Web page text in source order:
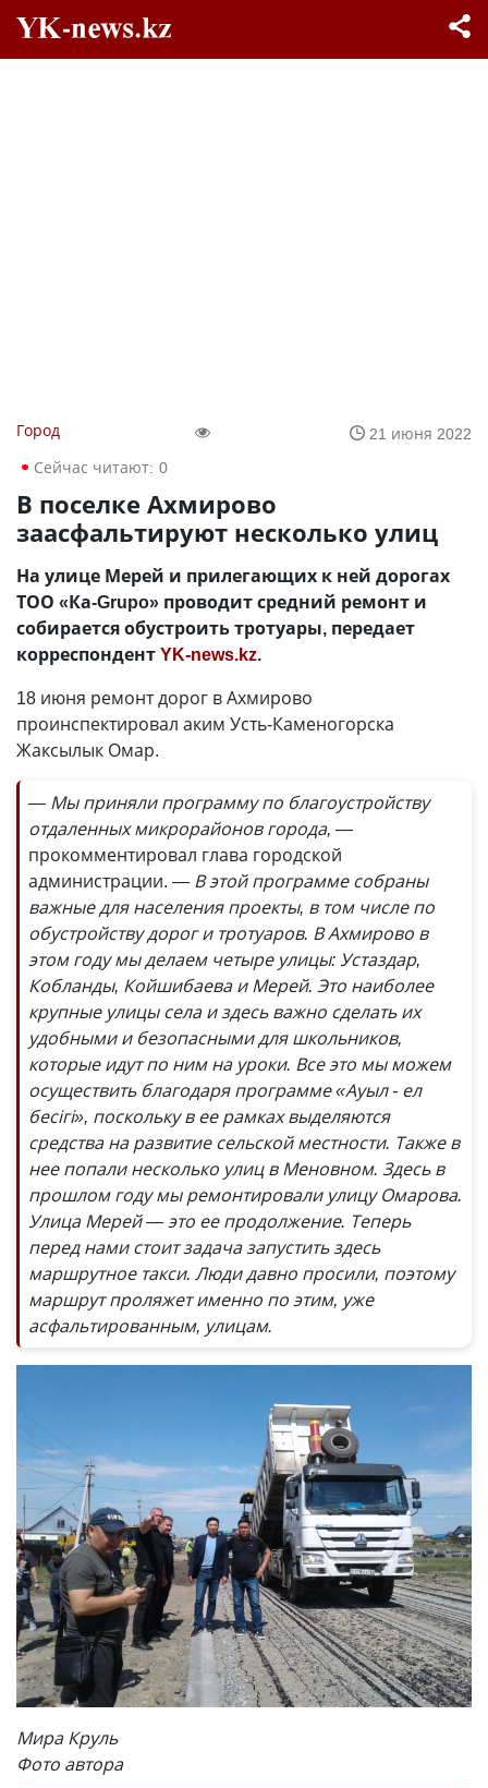
Город
21 июня 2022
Сейчас читают: 0
В поселке Ахмирово
заасфальтируют несколько улиц
На улице Мерей и прилегающих к ней дорогах
ТОО «Ка-Grupo» проводит средний ремонт и
собирается обустроить тротуары, передает
корреспондентYK-news.kz.
18 июня ремонт дорог в Ахмирово
проинспектировал аким Усть-Каменогорска
Жаксылык Омар.
— Мы приняли программу по благоустройству
отдаленных микрорайонов города, —
прокомментировал глава городской
администрации. — В этой программе собраны
важные для населения проекты, в том числе по
обустройству дорог и тротуаров. В Ахмирово в
этом году мы делаем четыре улицы: Устаздар,
Кобланды, Койшибаева и Мерей. Это наиболее
крупные улицы села и здесь важно сделать их
удобными и безопасными для школьников,
которые идут по ним на уроки. Все это мы можем
осуществить благодаря программе «Ауыл - ел
бесігі», поскольку в ее рамках выделяются
средства на развитие сельской местности. Также в
нее попали несколько улиц в Меновном. Здесь в
прошлом году мы ремонтировали улицу Омарова.
Улица Мерей — это ее продолжение. Теперь
перед нами стоит задача запустить здесь
маршрутное такси. Люди давно просили, поэтому
маршрут проляжет именно по этим, уже
асфальтированным, улицам.
Мира Круль
Фото автора